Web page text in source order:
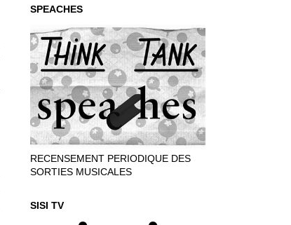
SPEACHES
RECENSEMENT PERIODIQUE DES
SORTIES MUSICALES
SISI TV